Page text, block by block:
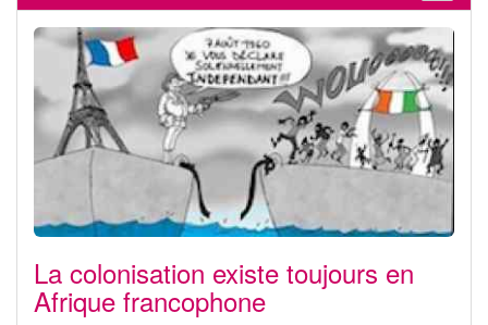
La colonisation existe toujours en
Afrique francophone